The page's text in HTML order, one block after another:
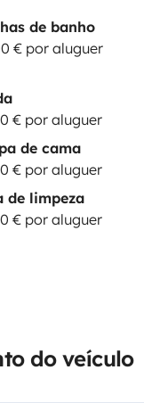
de banho
€ por aluguer
€ por aluguer
de cama
€ por aluguer
de limpeza
€ por aluguer
do veículo